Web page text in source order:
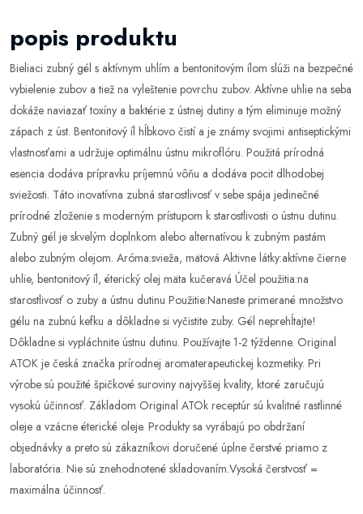
popis produktu
Bieliaci zubný gél s aktívnym uhlím a bentonitovým ílom slúži na bezpečné
vybielenie zubov a tiež na vyleštenie povrchu zubov. Aktívne uhlie na seba
dokáže naviazať toxíny a baktérie z ústnej dutiny a tým eliminuje možný
zápach z úst. Bentonitový íl hĺbkovo čistí a je známy svojimi antiseptickými
vlastnosťami a udržuje optimálnu ústnu mikroflóru. Použitá prírodná
esencia dodáva prípravku príjemnú vôňu a dodáva pocit dlhodobej
sviežosti. Táto inovatívna zubná starostlivosť v sebe spája jedinečné
prírodné zloženie s moderným prístupom k starostlivosti o ústnu dutinu.
Zubný gél je skvelým doplnkom alebo alternatívou k zubným pastám
alebo zubným olejom. Aróma:svieža, mätová Aktivne látky:aktívne čierne
uhlie, bentonitový íl, éterický olej mäta kučeravá Účel použitia:na
starostlivosť o zuby a ústnu dutinu Použitie:Naneste primerané množstvo
gélu na zubnú kefku a dôkladne si vyčistite zuby. Gél neprehĺtajte!
Dôkladne si vypláchnite ústnu dutinu. Používajte 1-2 týždenne. Original
ATOK je česká značka prírodnej aromaterapeutickej kozmetiky. Pri
výrobe sú použité špičkové suroviny najvyššej kvality, ktoré zaručujú
vysokú účinnosť. Základom Original ATOk receptúr sú kvalitné rastlinné
oleje a vzácne éterické oleje. Produkty sa vyrábajú po obdržaní
objednávky a preto sú zákazníkovi doručené úplne čerstvé priamo z
laboratória. Nie sú znehodnotené skladovaním.Vysoká čerstvosť =
maximálna účinnosť.